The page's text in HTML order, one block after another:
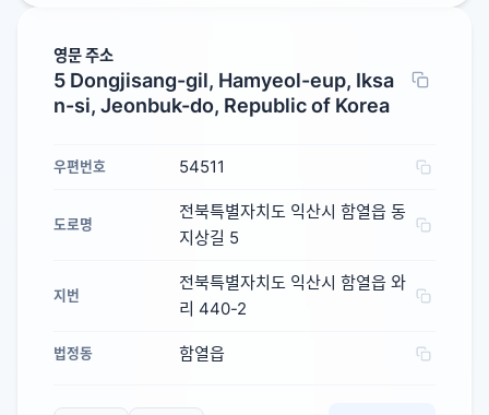
영문 주소
5 Dongjisang-gil, Hamyeol-eup, Iksa
n-si, Jeonbuk-do, Republic of Korea
우편번호 54511
도로명
전북특별자치도 익산시 함열읍 동
지상길 5
지번
전북특별자치도 익산시 함열읍 와
리 440-2
법정동 함열읍